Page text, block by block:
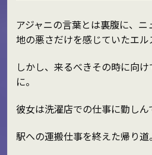
アジャニの言葉とは裏腹に、
地の悪さだけを感じていたエル
しかし、来るべきその時に向
に。
彼女は洗濯店での仕事に勤しん
駅への運搬仕事を終えた帰り道。